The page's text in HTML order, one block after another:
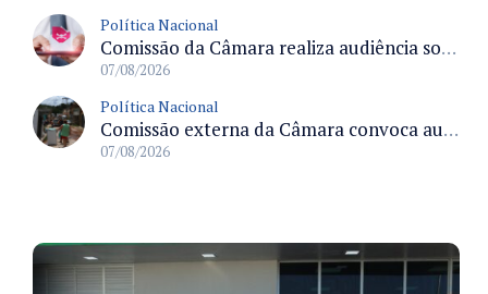
Política Nacional
Comissão da Câmara realiza audiência sobre apostas online para medir o tamanho do mercado ilegal
07/08/2026
Política Nacional
Comissão externa da Câmara convoca audiência pública sobre chuvas na Zona da Mata de Minas Gerais e impactos em Juiz de Fora
07/08/2026